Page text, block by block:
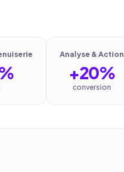
Analyse & Action
+20%
conversion